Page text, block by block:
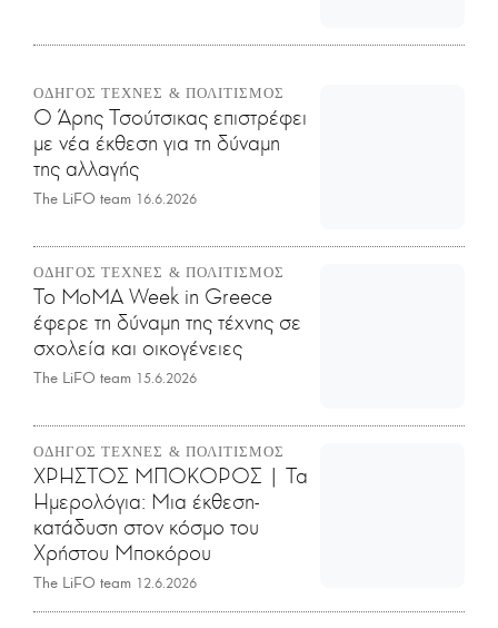
ΟΔΗΓΟΣ ΤΕΧΝΕΣ & ΠΟΛΙΤΙΣΜΟΣ
Ο Άρης Τσούτσικας επιστρέφει
με νέα έκθεση για τη δύναμη
της αλλαγής
The LiFO team 16.6.2026
ΟΔΗΓΟΣ ΤΕΧΝΕΣ & ΠΟΛΙΤΙΣΜΟΣ
Το MoMA Week in Greece
έφερε τη δύναμη της τέχνης σε
σχολεία και οικογένειες
The LiFO team 15.6.2026
ΟΔΗΓΟΣ ΤΕΧΝΕΣ & ΠΟΛΙΤΙΣΜΟΣ
ΧΡΗΣΤΟΣ ΜΠΟΚΟΡΟΣ | Τα
Ημερολόγια: Μια έκθεση-
κατάδυση στον κόσμο του
Χρήστου Μποκόρου
The LiFO team 12.6.2026